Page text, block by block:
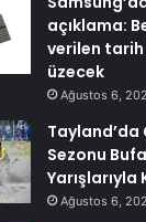
açıklama:
verilen tarih
üzecek
Ağustos 6,
Tayland’da
Sezonu
Yarışlarıyla
Ağustos 6,